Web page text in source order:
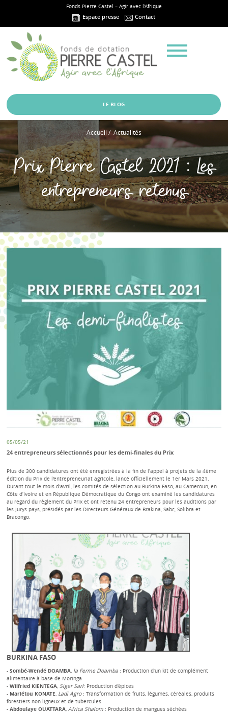
Fonds Pierre Castel – Agir avec l’Afrique
Espace presse Contact
LE BLOG
Accueil/Actualités
Prix Pierre Castel 2021 : Les
entrepreneurs retenus
05/05/21
24 entrepreneurs sélectionnés pour les demi-finales du Prix
Plus de 300 candidatures ont été enregistrées à la fin de l’appel à projets de la 4ème
édition du Prix de l'entrepreneuriat agricole, lancé officiellement le 1er Mars 2021.
Durant tout le mois d’avril, les comités de sélection au Burkina Faso, au Cameroun, en
Côte d’Ivoire et en République Démocratique du Congo ont examiné les candidatures
au regard du règlement du Prix et ont retenu 24 entrepreneurs pour les auditions par
les Jurys pays, présidés par les Directeurs Généraux de Brakina, Sabc, Solibra et
Bracongo.
BURKINA FASO
-Sombé-Wendé DOAMBA, la Ferme Doamba : Production d’un kit de complément
alimentaire à base de Moringa
-Wilfried KIENTEGA,Siger Sarl: Production d’épices
- Mariétou KONATE, Ladi Agro: Transformation de fruits, légumes, céréales, produits
forestiers non ligneux et de tubercules
-Abdoulaye OUATTARA,Africa Shalom : Production de mangues séchées